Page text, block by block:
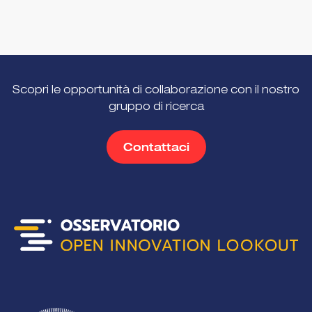
Scopri le opportunità di collaborazione con il nostro
gruppo di ricerca
Contattaci